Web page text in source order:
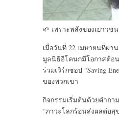
🌱 เพราะพลังของเยาว
เมื่อวันที่ 22 เมษายนที่ผ่า
มูลนิธิอีโคนกมีโอกาสต้อ
ร่วมเวิร์กชอป “Saving
ของพวกเขา
กิจกรรมเริ่มต้นด้วยคำถา
“ภาวะโลกร้อนส่งผลต่อสุ